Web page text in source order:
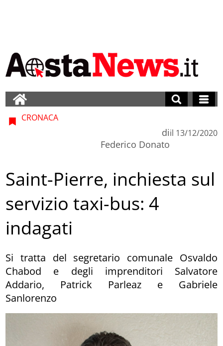
CRONACA
di
Federico Donato
il 13/12/2020
Saint-Pierre, inchiesta sul
servizio taxi-bus: 4
indagati
Si tratta del segretario comunale Osvaldo
Chabod e degli imprenditori Salvatore
Addario, Patrick Parleaz e Gabriele
Sanlorenzo